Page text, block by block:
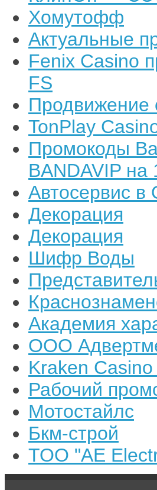
Хомутофф
Актуальные
Fenix Casino
FS
Продвижение
TonPlay
Промокоды
BANDAVIP на
Автосервис в
Декорация
Декорация
Шифр Воды
Академия
ООО
Kraken
Рабочий
Мотостайлс
Бкм-строй
ТОО "AE